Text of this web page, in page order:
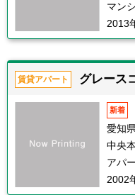
マン
2013
賃貸アパート グレース
新着
愛知
中央
アパ
2002